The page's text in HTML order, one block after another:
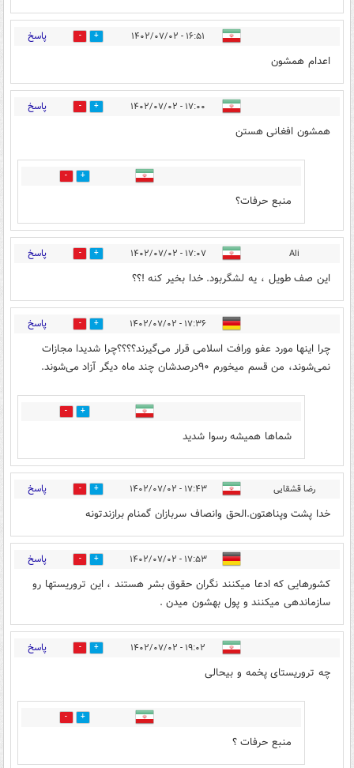
۱۶:۵۱ - ۱۴۰۲/۰۷/۰۲ 13 پاسخ
اعدام همشون
۱۷:۰۰ - ۱۴۰۲/۰۷/۰۲ 0 پاسخ
همشون افغانی هستن
2
منبع حرفات؟
Ali ۱۷:۰۷ - ۱۴۰۲/۰۷/۰۲ 0 پاسخ
این صف طویل ، یه لشگربود. خدا بخیر کنه !؟؟
۱۷:۳۶ - ۱۴۰۲/۰۷/۰۲ 0 پاسخ
چرا اینها مورد عفو ورافت اسلامی قرار می‌گیرند؟؟؟؟چرا شديدا مجازات
نمی‌شوند، من قسم میخورم ۹۰درصدشان چند ماه دیگر آزاد می‌شوند.
1
شماها همیشه رسوا شدید
رضا قشقایی ۱۷:۴۳ - ۱۴۰۲/۰۷/۰۲ 2 پاسخ
خدا پشت وپناهتون.الحق وانصاف سربازان گمنام برازندتونه
۱۷:۵۳ - ۱۴۰۲/۰۷/۰۲ 1 پاسخ
کشورهایی که ادعا میکنند نگران حقوق بشر هستند ، این تروریستها رو
سازماندهی میکنند و پول بهشون میدن .
۱۹:۰۲ - ۱۴۰۲/۰۷/۰۲ 0 پاسخ
چه تروریستای پخمه و بیحالی
0
منبع حرفات ؟